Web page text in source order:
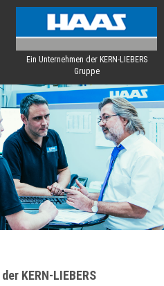
Ein Unternehmen der KERN-LIEBERS
Gruppe
KERN-LIEBERS